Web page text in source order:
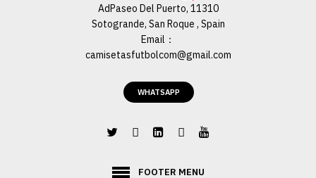
AdPaseo Del Puerto, 11310
Sotogrande, San Roque , Spain
Email：
camisetasfutbolcom@gmail.com
WHATSAPP
FOOTER MENU